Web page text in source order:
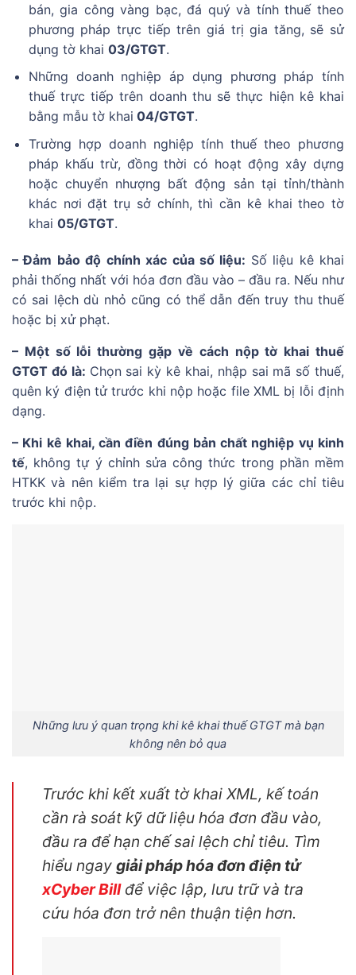
bán, gia công vàng bạc, đá quý và tính thuế theo
phương pháp trực tiếp trên giá trị gia tăng, sẽ sử
dụng tờ khai 03/GTGT.
Những doanh nghiệp áp dụng phương pháp tính
thuế trực tiếp trên doanh thu sẽ thực hiện kê khai
bằng mẫu tờ khai 04/GTGT.
Trường hợp doanh nghiệp tính thuế theo phương
pháp khấu trừ, đồng thời có hoạt động xây dựng
hoặc chuyển nhượng bất động sản tại tỉnh/thành
khác nơi đặt trụ sở chính, thì cần kê khai theo tờ
khai 05/GTGT.
– Đảm bảo độ chính xác của số liệu: Số liệu kê khai
phải thống nhất với hóa đơn đầu vào – đầu ra. Nếu như
có sai lệch dù nhỏ cũng có thể dẫn đến truy thu thuế
hoặc bị xử phạt.
– Một số lỗi thường gặp về cách nộp tờ khai thuế
GTGT đó là: Chọn sai kỳ kê khai, nhập sai mã số thuế,
quên ký điện tử trước khi nộp hoặc file XML bị lỗi định
dạng.
– Khi kê khai, cần điền đúng bản chất nghiệp vụ kinh
tế, không tự ý chỉnh sửa công thức trong phần mềm
HTKK và nên kiểm tra lại sự hợp lý giữa các chỉ tiêu
trước khi nộp.
Những lưu ý quan trọng khi kê khai thuế GTGT mà bạn
không nên bỏ qua
Trước khi kết xuất tờ khai XML, kế toán
cần rà soát kỹ dữ liệu hóa đơn đầu vào,
đầu ra để hạn chế sai lệch chỉ tiêu. Tìm
hiểu ngay giải pháp hóa đơn điện tử
xCyber Billđể việc lập, lưu trữ và tra
cứu hóa đơn trở nên thuận tiện hơn.